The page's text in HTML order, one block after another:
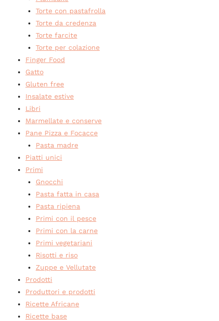
Torte con pastafrolla
Torte da credenza
Torte farcite
Torte per colazione
Finger Food
Gatto
Gluten free
Insalate estive
Libri
Marmellate e conserve
Pane Pizza e Focacce
Pasta madre
Piatti unici
Primi
Gnocchi
Pasta fatta in casa
Pasta ripiena
Primi con il pesce
Primi con la carne
Primi vegetariani
Risotti e riso
Zuppe e Vellutate
Prodotti
Produttori e prodotti
Ricette Africane
Ricette base